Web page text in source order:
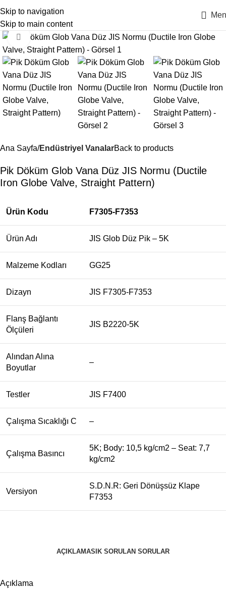
Skip to navigation
Skip to main content
Click to enlarge
Ana Sayfa Endüstriyel VanalarBack to products
Pik Döküm Glob Vana Düz JIS Normu (Ductile
Iron Globe Valve, Straight Pattern)
Ürün Kodu F7305-F7353
Ürün Adı JIS Glob Düz Pik – 5K
Malzeme Kodları GG25
Dizayn JIS F7305-F7353
Flanş Bağlantı
Ölçüleri
JIS B2220-5K
Alından Alına
Boyutlar
–
Testler JIS F7400
Çalışma Sıcaklığı C –
Çalışma Basıncı
5K; Body: 10,5 kg/cm2 – Seat: 7,7
kg/cm2
Versiyon
S.D.N.R: Geri Dönüşsüz Klape
F7353
AÇIKLAMASIK SORULAN SORULAR
Açıklama